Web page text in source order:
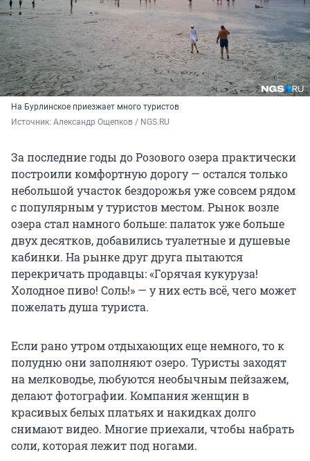
На Бурлинское приезжает много туристов
Источник: Александр Ощепков / NGS.RU
За последние годы до Розового озера практически
построили комфортную дорогу — остался только
небольшой участок бездорожья уже совсем рядом
с популярным у туристов местом. Рынок возле
озера стал намного больше: палаток уже больше
двух десятков, добавились туалетные и душевые
кабинки. На рынке друг друга пытаются
перекричать продавцы: «Горячая кукуруза!
Холодное пиво! Соль!» — у них есть всё, чего может
пожелать душа туриста.
Если рано утром отдыхающих еще немного, то к
полудню они заполняют озеро. Туристы заходят
на мелководье, любуются необычным пейзажем,
делают фотографии. Компания женщин в
красивых белых платьях и накидках долго
снимают видео. Многие приехали, чтобы набрать
соли, которая лежит под ногами.